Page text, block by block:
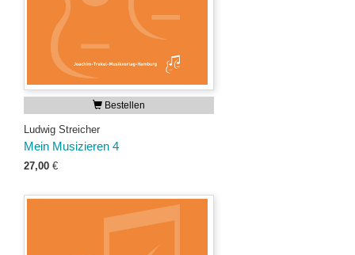
Bestellen
Ludwig Streicher
Mein Musizieren 4
27,00 €